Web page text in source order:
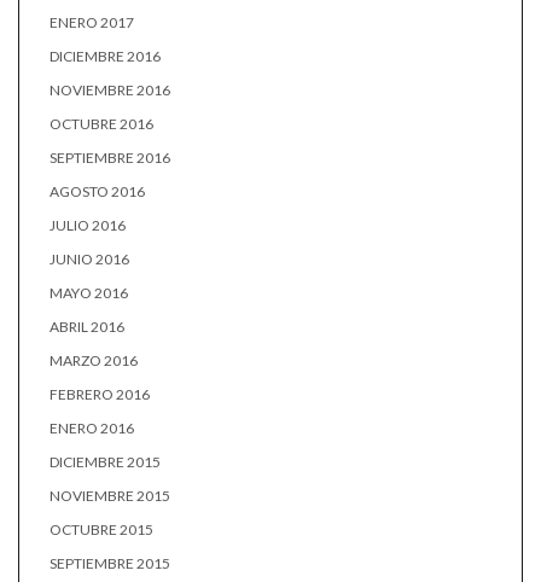
ENERO 2017
DICIEMBRE 2016
NOVIEMBRE 2016
OCTUBRE 2016
SEPTIEMBRE 2016
AGOSTO 2016
JULIO 2016
JUNIO 2016
MAYO 2016
ABRIL 2016
MARZO 2016
FEBRERO 2016
ENERO 2016
DICIEMBRE 2015
NOVIEMBRE 2015
OCTUBRE 2015
SEPTIEMBRE 2015